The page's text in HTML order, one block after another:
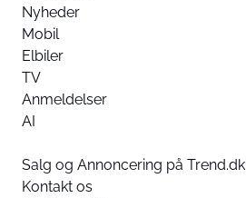
Nyheder
Mobil
Elbiler
TV
Anmeldelser
AI
Salg og Annoncering på Trend.dk
Kontakt os